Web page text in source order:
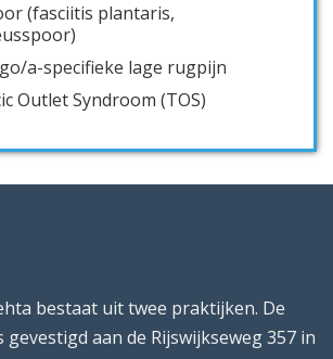
(fasciitis plantaris,
a-specifieke lage rugpijn
Outlet Syndroom (TOS)
bestaat uit twee praktijken. De
aan de Rijswijkseweg 357 in